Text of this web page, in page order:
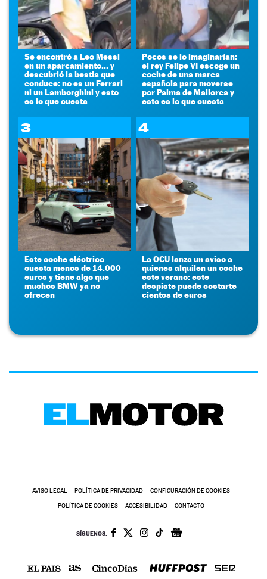
Se encontró a Leo Messi
en un aparcamiento... y
descubrió la bestia que
conduce: no es un Ferrari
ni un Lamborghini y esto
es lo que cuesta
Pocos se lo imaginarían:
el rey Felipe VI escoge un
coche de una marca
española para moverse
por Palma de Mallorca y
esto es lo que cuesta
3
Este coche eléctrico
cuesta menos de 14.000
euros y tiene algo que
muchos BMW ya no
ofrecen
4
La OCU lanza un aviso a
quienes alquilen un coche
este verano: este
despiste puede costarte
cientos de euros
AVISO LEGAL POLÍTICA DE PRIVACIDAD CONFIGURACIÓN DE COOKIES
POLÍTICA DE COOKIES ACCESIBILIDAD CONTACTO
SÍGUENOS: